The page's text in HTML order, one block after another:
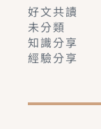
好文共讀
未分類
知識分享
經驗分享